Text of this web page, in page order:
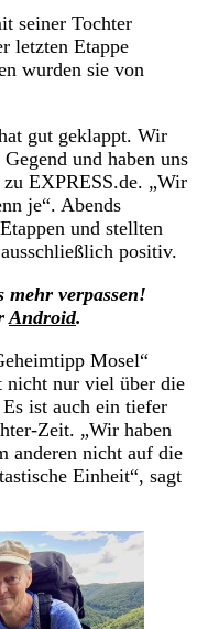
seiner Tochter
letzten Etappe
wurden sie von
gut geklappt. Wir
und haben uns
EXPRESS.de. „Wir
je“. Abends
und stellten
positiv.
mehr verpassen!
Android.
Mosel“
nicht nur viel über die
ist auch ein tiefer
Zeit. „Wir haben
anderen nicht auf die
Einheit“, sagt